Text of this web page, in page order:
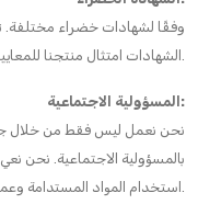
الشهادات امتثال منتجنا للمعايير البيئية وتؤمن جهود الاستدامة لدينا.
المسؤولية الاجتماعية:
نحن نعمل ليس فقط من خلال
بالمسؤولية الاجتماعية. نحن
استخدام المواد المستدامة وعمليات الإنتاج الخضراء.